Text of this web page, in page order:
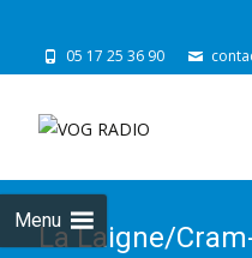
05 17 25 36 90
Menu
La Laigne/